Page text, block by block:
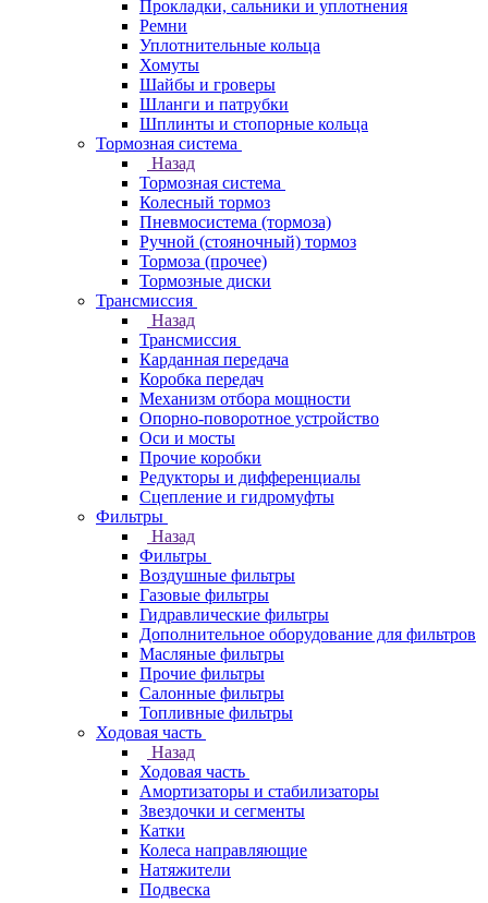
Прокладки, сальники и уплотнения
Ремни
Уплотнительные кольца
Хомуты
Шайбы и гроверы
Шланги и патрубки
Шплинты и стопорные кольца
Тормозная система
Назад
Тормозная система
Колесный тормоз
Пневмосиcтема (тормоза)
Ручной (стояночный) тормоз
Тормоза (прочее)
Тормозные диски
Трансмиссия
Назад
Трансмиссия
Карданная передача
Коробка передач
Механизм отбора мощности
Опорно-поворотное устройство
Оси и мосты
Прочие коробки
Редукторы и дифференциалы
Сцепление и гидромуфты
Фильтры
Назад
Фильтры
Воздушные фильтры
Газовые фильтры
Гидравлические фильтры
Дополнительное оборудование для фильтров
Масляные фильтры
Прочие фильтры
Салонные фильтры
Топливные фильтры
Ходовая часть
Назад
Ходовая часть
Амортизаторы и стабилизаторы
Звездочки и сегменты
Катки
Колеса направляющие
Натяжители
Подвеска